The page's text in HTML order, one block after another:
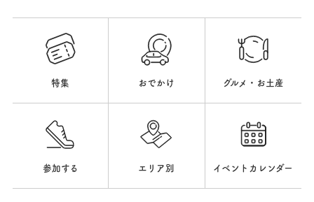
特集 おでかけ グルメ・お土産
参加する エリア別 イベントカレンダー